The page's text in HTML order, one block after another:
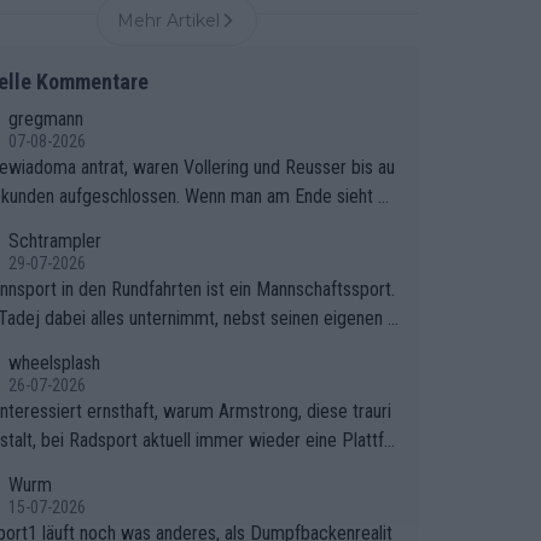
Mehr Artikel
Kommentare
gregmann
07-08-2026
antrat, waren Vollering und Reusser bis au
aufgeschlossen. Wenn man am Ende sieht wi
Vollering die 7 Sekunden zu Niewiadoma nicht ge
hat und den Abstand hat anwachsen lassen. Ein
taktischer Fehler, der den Tour Sieg kosten wird.
Etappe perfekt. Die Zögerlichkeit von Demi Voller
Moment war das entscheidende Puzzleteil,
Niewiadoma die Tür zum Gelben Trikot geöf
taktische Dilemma am Mont VentouxDie psyc
Falle: Vollering spekulierte in dieser Phase dara
Marlen Reusser im Gelben Trikot die Nachführarbe
Schtrampler
29-07-2026
in den Rundfahrten ist ein Mannschaftssport.
dabei alles unternimmt, nebst seinen eigenen A
das ganze Team auch mental stark zu machen und
am Erfolg teilzuhaben, ist ihm ganz hoch anzurech
ist ein Zeichen weit über den Radsport hinaus.
wheelsplash
26-07-2026
ernsthaft, warum Armstrong, diese trauri
bei Radsport aktuell immer wieder eine Plattfo
Wurm
15-07-2026
läuft noch was anderes, als Dumpfbackenrealit